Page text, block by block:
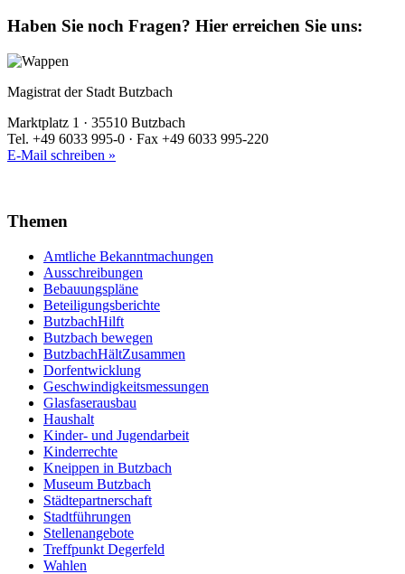
Haben Sie noch Fragen? Hier erreichen Sie uns:
Magistrat der Stadt Butzbach
Marktplatz 1 · 35510 Butzbach
Tel. +49 6033 995-0 · Fax +49 6033 995-220
E-Mail schreiben »
Themen
Amtliche Bekanntmachungen
Ausschreibungen
Bebauungspläne
Beteiligungsberichte
ButzbachHilft
Butzbach bewegen
ButzbachHältZusammen
Dorfentwicklung
Geschwindigkeitsmessungen
Glasfaserausbau
Haushalt
Kinder- und Jugendarbeit
Kinderrechte
Kneippen in Butzbach
Museum Butzbach
Städtepartnerschaft
Stadtführungen
Stellenangebote
Treffpunkt Degerfeld
Wahlen